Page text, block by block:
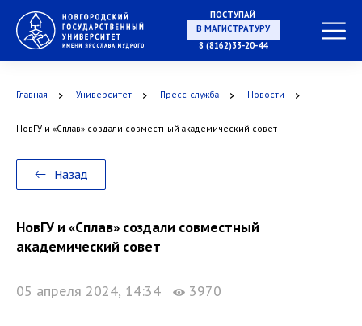
ПОСТУПАЙ
НА СПЕЦИАЛИТЕТ
В МАГИСТРАТУРУ
В АСПИРАНТУРУ
8 (8162)33-20-44
Главная Университет Пресс-служба Новости
НовГУ и «Сплав» создали совместный академический совет
Назад
НовГУ и «Сплав» создали совместный
академический совет
05 апреля 2024, 14:34 3970